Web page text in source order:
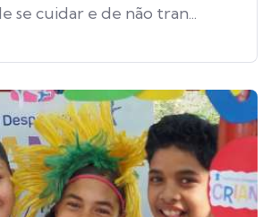
se cuidar e de não tran...